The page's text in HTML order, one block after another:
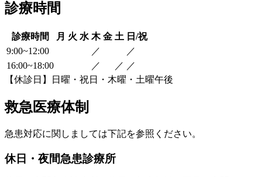
診療時間
診療時間 月 火 水 木 金 土 日/祝
9:00~12:00
／
／
16:00~18:00
／ ／ ／
【休診日】日曜・祝日・木曜・土曜午後
救急医療体制
急患対応に関しましては下記を参照ください。
休日・夜間急患診療所